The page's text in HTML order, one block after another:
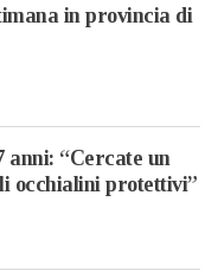
in provincia di
anni: “Cercate un
occhialini protettivi”